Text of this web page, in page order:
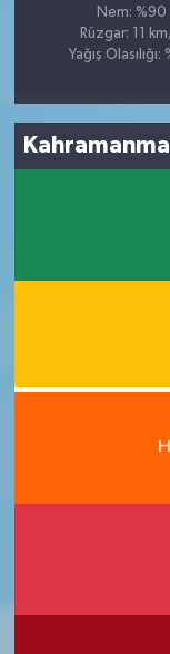
Nem: %90
Rüzgar: 11
Yağış Olasılığı: